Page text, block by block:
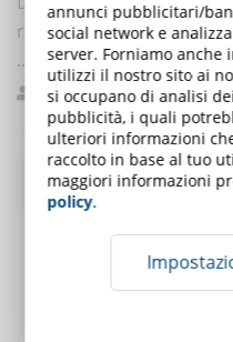
ricominciato a investire
...
Regosa Formazione 0
Gliarticoli
annunci pubblicitari/
social network e
server. Forniamo
utilizzi il nostro sito ai
si occupano di analisi
pubblicità, i quali
ulteriori informazioni
raccolto in base al tuo
maggiori informazioni
policy.